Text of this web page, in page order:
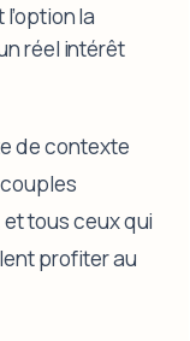
la
réel intérêt
de contexte
tous ceux qui
profiter au